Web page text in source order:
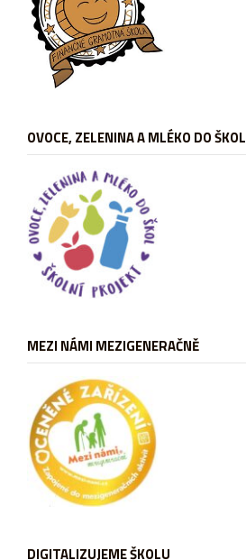
OVOCE, ZELENINA A MLÉKO DO ŠKOL
MEZI NÁMI MEZIGENERAČNĚ
DIGITALIZUJEME ŠKOLU